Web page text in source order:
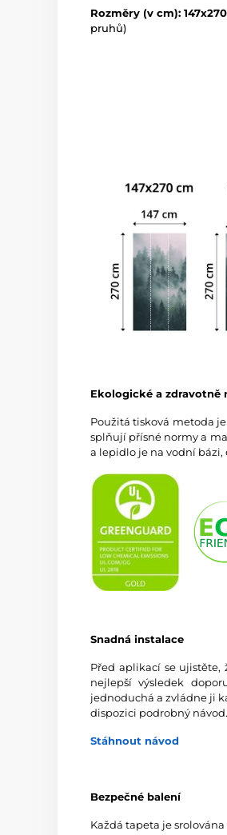
Rozměry (v cm): 147x270
pruhů)
Ekologické a zdravotně
Použitá tisková metoda
splňují přísné normy a
a lepidlo je na vodní bázi,
Snadná instalace
Před aplikací se ujistěte,
nejlepší výsledek
jednoduchá a zvládne ji
dispozici podrobný návod.
Stáhnout návod
Bezpečné balení
Každá tapeta je